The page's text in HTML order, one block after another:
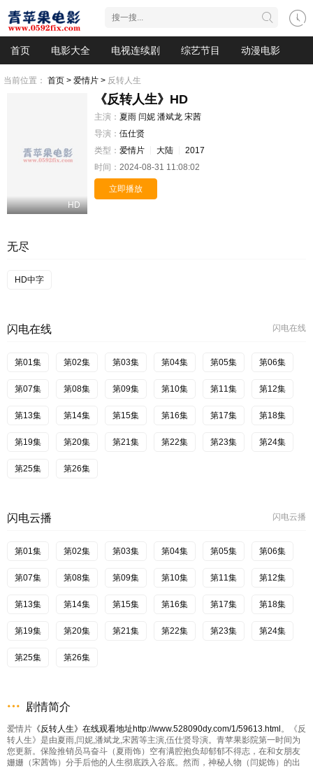
首页 电影大全 电视连续剧 综艺节目 动漫电影
当前位置： 首页 > 爱情片 > 反转人生
HD
《反转人生》HD
主演： 夏雨 闫妮 潘斌龙 宋茜
导演： 伍仕贤
类型： 爱情片 大陆
2017
时间： 2024-08-31 11:08:02
立即播放
无尽
HD中字
闪电在线
闪电在线
第01集 第02集 第03集 第04集 第05集 第06集
第07集 第08集 第09集 第10集 第11集 第12集
第13集 第14集 第15集 第16集 第17集 第18集
第19集 第20集 第21集 第22集 第23集 第24集
第25集 第26集
闪电云播
闪电云播
第01集 第02集 第03集 第04集 第05集 第06集
第07集 第08集 第09集 第10集 第11集 第12集
第13集 第14集 第15集 第16集 第17集 第18集
第19集 第20集 第21集 第22集 第23集 第24集
第25集 第26集
剧情简介
爱情片 《反转人生》在线观看地址http://www.528090dy.com/1/59613.html 。《反
转人生》是由夏雨,闫妮,潘斌龙,宋茜等主演,伍仕贤导演。青苹果影院第一时间为
您更新。保险推销员马奋斗（夏雨饰）空有满腔抱负却郁郁不得志，在和女朋友
姗姗（宋茜饰）分手后他的人生彻底跌入谷底。然而，神秘人物（闫妮饰）的出